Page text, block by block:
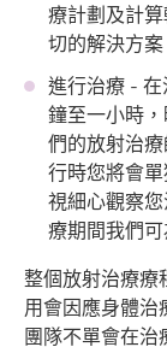
療計劃及計
切的解決方案
進行治療 -
鐘至一小時
們的放射治
行時您將會
視細心觀察
療期間我們
整個放射治療療
用會因應身體治
團隊不單會在治